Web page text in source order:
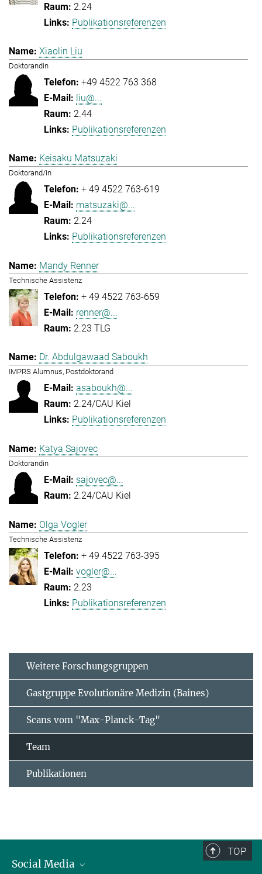
2.24
Publikationsreferenzen
Xiaolin Liu
Doktorandin
+49 4522 763 368
liu@...
2.44
Publikationsreferenzen
Keisaku Matsuzaki
Doktorand/in
+ 49 4522 763-619
matsuzaki@...
2.24
Publikationsreferenzen
Mandy Renner
Technische Assistenz
+ 49 4522 763-659
renner@...
2.23 TLG
Dr. Abdulgawaad Saboukh
IMPRS Alumnus, Postdoktorand
asaboukh@...
2.24/CAU Kiel
Publikationsreferenzen
Katya Sajovec
Doktorandin
sajovec@...
2.24/CAU Kiel
Olga Vogler
Technische Assistenz
+ 49 4522 763-395
vogler@...
2.23
Publikationsreferenzen
Weitere Forschungsgruppen
Gastgruppe Evolutionäre Medizin (Baines)
Scans vom "Max-Planck-Tag"
Team
Publikationen
TOP
Social Media